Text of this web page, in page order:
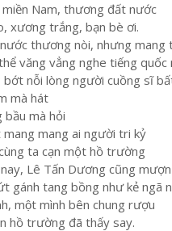
miền Nam, thương đất nước
xương trắng, bạn bè ơi.
thương nòi, nhưng mang
văng vẳng nghe tiếng
nỗi lòng người cuồng sĩ
mà hát
bầu mà hỏi
mang ai người tri kỷ
ta cạn một hồ trường
Lê Tấn Dương cũng
gánh tang bồng như kẻ ngã
một mình bên chung rượu
hồ trường đã thấy say.